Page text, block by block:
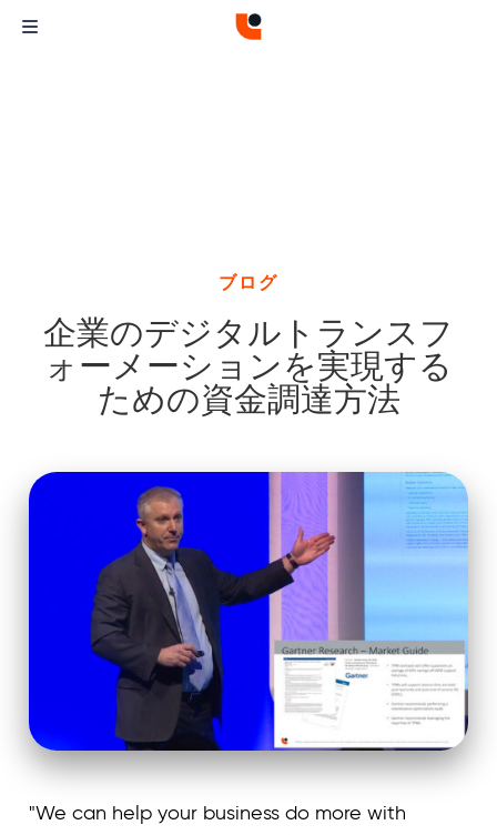
ブログ
企業のデジタルトランスフ
ォーメーションを実現する
ための資金調達方法
"We can help your business do more with